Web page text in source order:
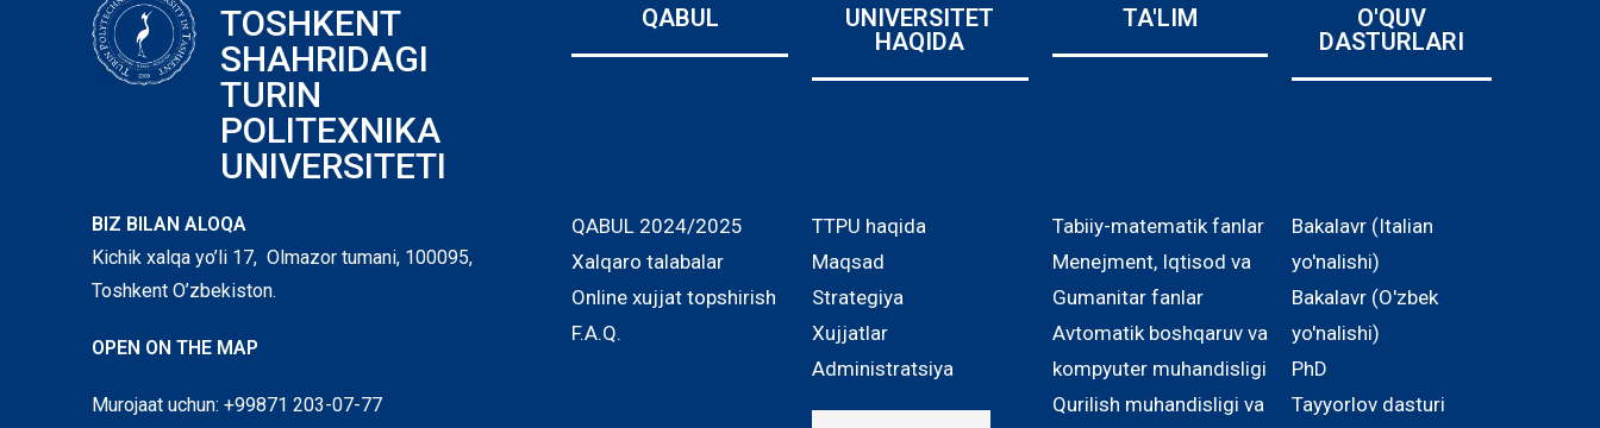
TOSHKENT
SHAHRIDAGI
TURIN
POLITEXNIKA
UNIVERSITETI
QABUL
UNIVERSITET
HAQIDA
TA'LIM
O'QUV
DASTURLARI
BIZ BILAN ALOQA
Kichik xalqa yo’li 17, Olmazor tumani, 100095,
Toshkent O’zbekiston.
OPEN ON THE MAP
Murojaat uchun: +99871 203-07-77
QABUL 2024/2025
Xalqaro talabalar
Online xujjat topshirish
F.A.Q.
TTPU haqida
Maqsad
Strategiya
Xujjatlar
Administratsiya
Tabiiy-matematik fanlar
Menejment, Iqtisod va
Gumanitar fanlar
Avtomatik boshqaruv va
kompyuter muhandisligi
Qurilish muhandisligi va
Bakalavr (Italian
yo'nalishi)
Bakalavr (O'zbek
yo'nalishi)
PhD
Tayyorlov dasturi